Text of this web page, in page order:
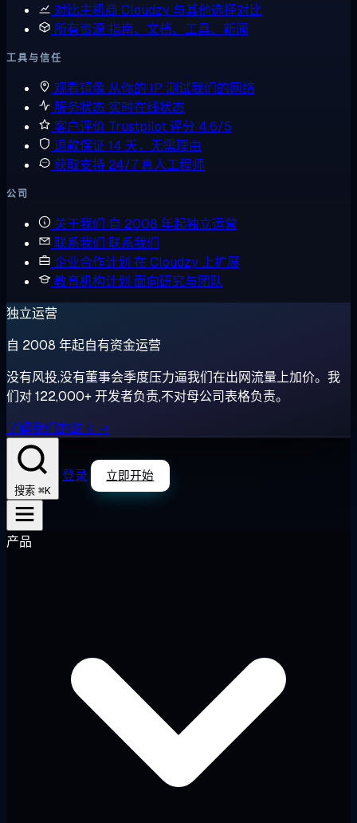
对比主机商 Cloudzy 与其他选择对比
所有资源指南、文档、工具、新闻
工具与信任
观看镜像 从你的 IP 测试我们的网络
服务状态 实时在线状态
客户评价 Trustpilot 评分 4.6/5
退款保证 14 天，无需理由
获取支持 24/7 真人工程师
公司
关于我们 自 2008 年起独立运营
联系我们 联系我们
企业合作计划 在 Cloudzy 上扩展
教育机构计划 面向研究与团队
独立运营
自 2008 年起自有资金运营
没有风投,没有董事会季度压力逼我们在出网流量上加价。我
们对 122,000+ 开发者负责,不对母公司表格负责。
了解我们的故事 →
搜索 ⌘K
登录 立即开始
产品